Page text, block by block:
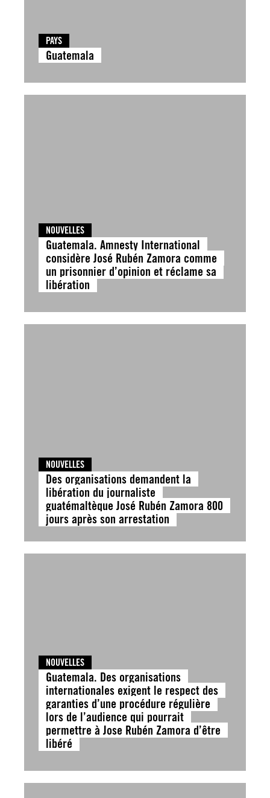
PAYS
Guatemala
NOUVELLES
Guatemala. Amnesty International
considère José Rubén Zamora comme
un prisonnier d’opinion et réclame sa
libération
NOUVELLES
Des organisations demandent la
libération du journaliste
guatémaltèque José Rubén Zamora 800
jours après son arrestation
NOUVELLES
Guatemala. Des organisations
internationales exigent le respect des
garanties d’une procédure régulière
lors de l’audience qui pourrait
permettre à Jose Rubén Zamora d’être
libéré